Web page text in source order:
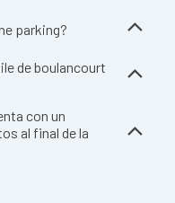
parking?
de boulancourt
con un
al final de la